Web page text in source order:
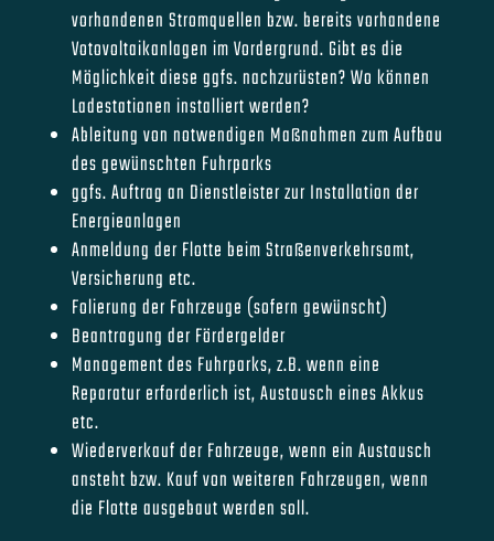
vorhandenen Stromquellen bzw. bereits vorhandene
Votovoltaikanlagen im Vordergrund. Gibt es die
Möglichkeit diese ggfs. nachzurüsten? Wo können
Ladestationen installiert werden?
Ableitung von notwendigen Maßnahmen zum Aufbau
des gewünschten Fuhrparks
ggfs. Auftrag an Dienstleister zur Installation der
Energieanlagen
Anmeldung der Flotte beim Straßenverkehrsamt,
Versicherung etc.
Folierung der Fahrzeuge (sofern gewünscht)
Beantragung der Fördergelder
Management des Fuhrparks, z.B. wenn eine
Reparatur erforderlich ist, Austausch eines Akkus
etc.
Wiederverkauf der Fahrzeuge, wenn ein Austausch
ansteht bzw. Kauf von weiteren Fahrzeugen, wenn
die Flotte ausgebaut werden soll.